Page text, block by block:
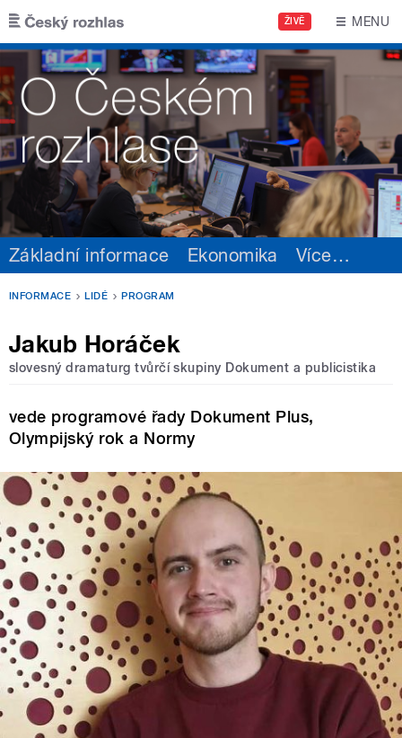
Přejít k hlavnímu obsahu
ŽIVĚ MENU
Základní informace Ekonomika Více…
INFORMACE LIDÉ PROGRAM
Jakub Horáček
slovesný dramaturg tvůrčí skupiny Dokument a publicistika
vede programové řady Dokument Plus,
Olympijský rok a Normy